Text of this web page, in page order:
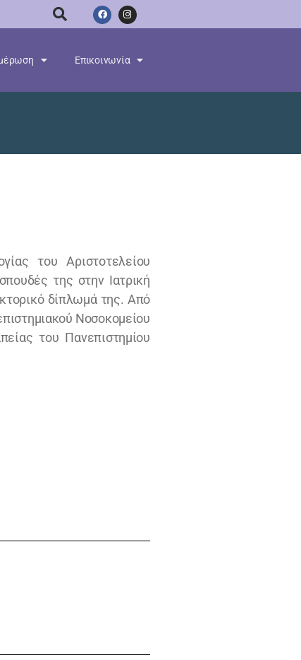
Επικοινωνία
του Αριστοτελείου
της στην Ιατρική
δίπλωμά της. Από
Νοσοκομείου
του Πανεπιστημίου